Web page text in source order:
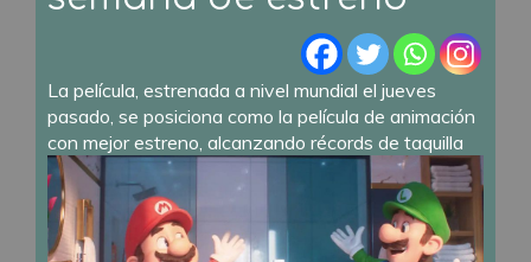
La película, estrenada a nivel mundial el jueves
pasado, se posiciona como la película de animación
con mejor estreno, alcanzando récords de taquilla